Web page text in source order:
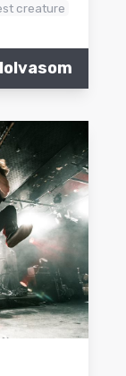
creature